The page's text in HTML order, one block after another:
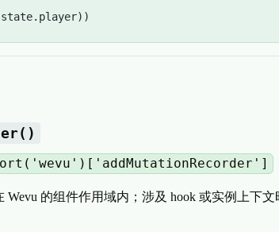
Wevu 的组件作用域内；涉及 hook 或实例上下